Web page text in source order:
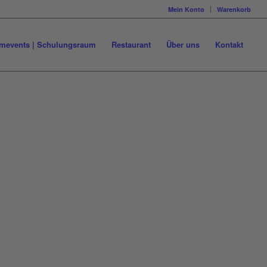
Mein Konto Warenkorb
| Schulungsraum Restaurant Über uns Kontakt